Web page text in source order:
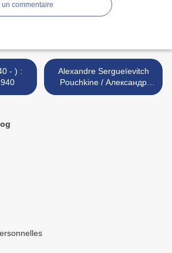
un commentaire
Alexandre Sergueïevitch
Pouchkine / Александр
Сергеевич Пушкин (1799-